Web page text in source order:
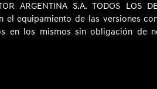
ARGENTINA S.A. TODOS LOS
equipamiento de las versiones
en los mismos sin obligación de